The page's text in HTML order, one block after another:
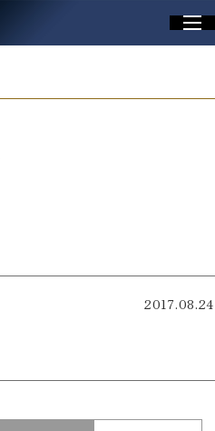
2017.08.24